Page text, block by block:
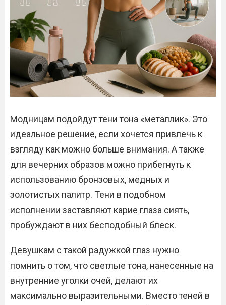
Модницам подойдут тени тона «металлик». Это
идеальное решение, если хочется привлечь к
взгляду как можно больше внимания. А также
для вечерних образов можно прибегнуть к
использованию бронзовых, медных и
золотистых палитр. Тени в подобном
исполнении заставляют карие глаза сиять,
пробуждают в них бесподобный блеск.
Девушкам с такой радужкой глаз нужно
помнить о том, что светлые тона, нанесенные на
внутренние уголки очей, делают их
максимально выразительными. Вместо теней в